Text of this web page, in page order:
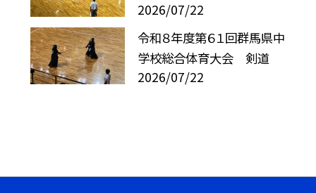
2026/07/22
令和８年度第６１回群馬県中
学校総合体育大会 剣道
2026/07/22